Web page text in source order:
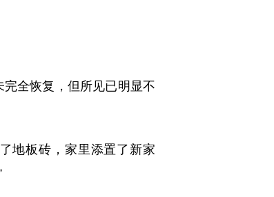
全恢复，但所见已明显不
地板砖，家里添置了新家